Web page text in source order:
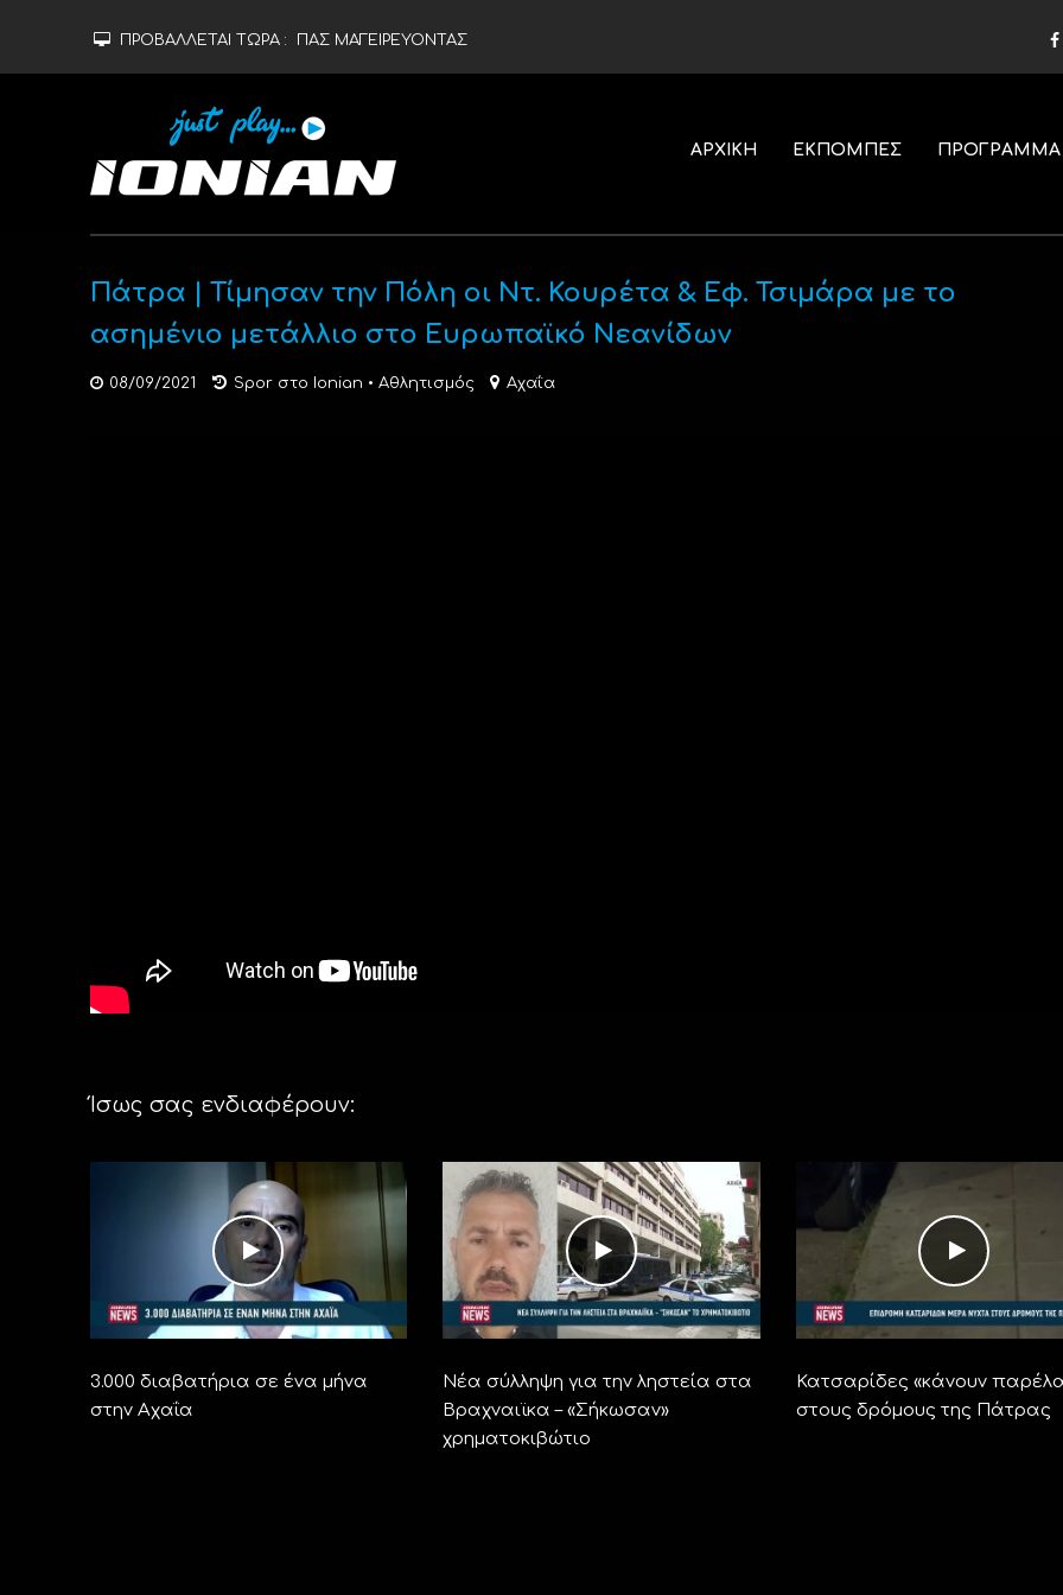
ΠΡΟΒΑΛΛΕΤΑΙ ΤΩΡΑ : ΠΑΣ ΜΑΓΕΙΡΕΥΟΝΤΑΣ
ΑΡΧΙΚΗ ΕΚΠΟΜΠΕΣ ΠΡΟΓΡΑΜΜΑ
Πάτρα | Τίμησαν την Πόλη οι Ντ. Κουρέτα & Εφ. Τσιμάρα με το
ασημένιο μετάλλιο στο Ευρωπαϊκό Νεανίδων
08/09/2021 Spor στο Ionian • Αθλητισμός Αχαΐα
Ίσως σας ενδιαφέρουν:
3.000 διαβατήρια σε ένα μήνα
στην Αχαΐα
Νέα σύλληψη για την ληστεία στα
Βραχναιϊκα – «Σήκωσαν»
χρηματοκιβώτιο
Κατσαρίδες «κάνουν
στους δρόμους της Πάτρας